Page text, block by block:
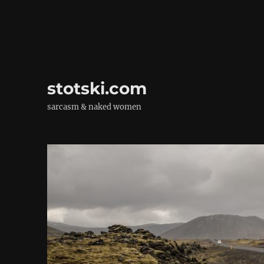
stotski.com
sarcasm & naked women